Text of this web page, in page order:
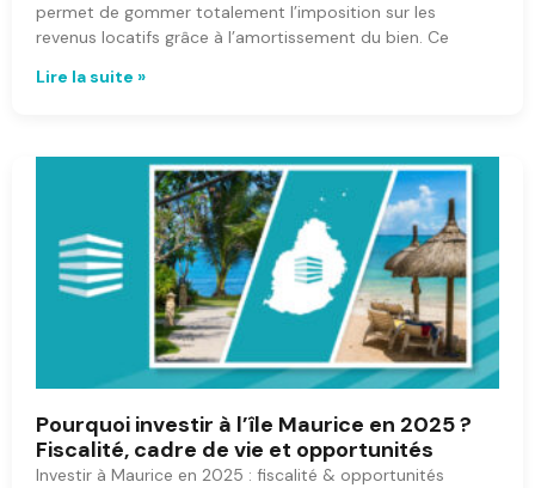
permet de gommer totalement l’imposition sur les
revenus locatifs grâce à l’amortissement du bien. Ce
Lire la suite »
Pourquoi investir à l’île Maurice en 2025 ?
Fiscalité, cadre de vie et opportunités
Investir à Maurice en 2025 : fiscalité & opportunités